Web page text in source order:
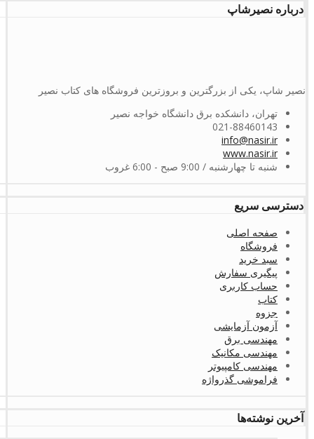
درباره نصیرشاپ
نصیر شاپ، یکی از بزرگترین و بروزترین فروشگاه های کتاب نصیر
تهران، دانشکده برق دانشگاه خواجه نصیر
021-88460143
info@nasir.ir
www.nasir.ir
شنبه تا چهارشنبه / 9:00 صبح - 6:00 غروب
دسترسی سریع
صفحه اصلی
فروشگاه
سبد خرید
پیگیری سفارش
حساب کاربری
کتاب
جزوه
آزمون آزمایشی
مهندسی برق
مهندسی مکانیک
مهندسی کامپیوتر
فراموشی گذرواژه
آخرین نوشته‌ها